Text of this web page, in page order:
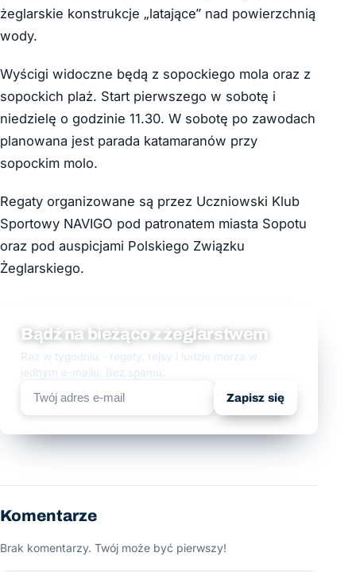
żeglarskie konstrukcje „latające” nad powierzchnią
wody.
Wyścigi widoczne będą z sopockiego mola oraz z
sopockich plaż. Start pierwszego w sobotę i
niedzielę o godzinie 11.30. W sobotę po zawodach
planowana jest parada katamaranów przy
sopockim molo.
Regaty organizowane są przez Uczniowski Klub
Sportowy NAVIGO pod patronatem miasta Sopotu
oraz pod auspicjami Polskiego Związku
Żeglarskiego.
Bądź na bieżąco z żeglarstwem
Raz w tygodniu - regaty, rejsy i ludzie morza w
jednym e-mailu. Bez spamu.
Zapisz się
Komentarze
Brak komentarzy. Twój może być pierwszy!